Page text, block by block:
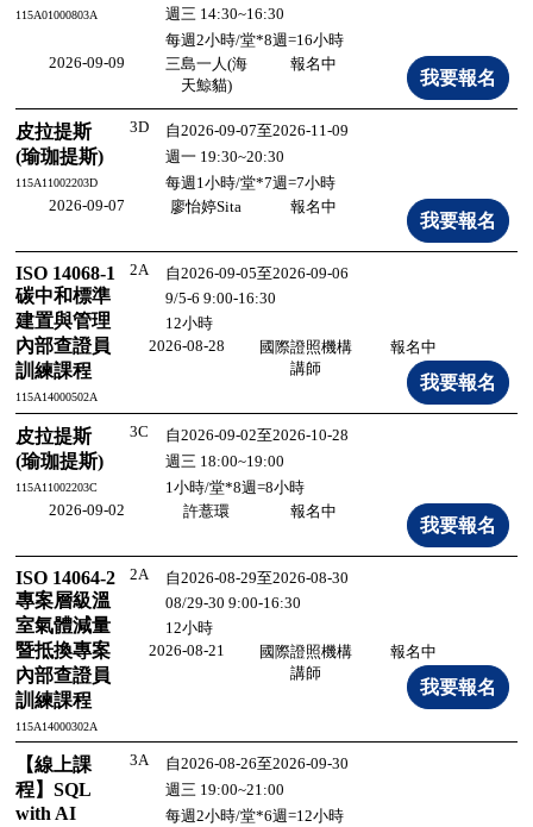
115A01000803A
週三 14:30~16:30
每週2小時/堂*8週=16小時
2026-09-09
三島一人(海
天鯨貓)
報名中
皮拉提斯
(瑜珈提斯)
115A11002203D
3D
自2026-09-07至2026-11-09
週一 19:30~20:30
每週1小時/堂*7週=7小時
2026-09-07
廖怡婷Sita 報名中
ISO 14068-1
碳中和標準
建置與管理
內部查證員
訓練課程
115A14000502A
2A
自2026-09-05至2026-09-06
9/5-6 9:00-16:30
12小時
2026-08-28
國際證照機構
講師
報名中
皮拉提斯
(瑜珈提斯)
115A11002203C
3C
自2026-09-02至2026-10-28
週三 18:00~19:00
1小時/堂*8週=8小時
2026-09-02
許薏環 報名中
ISO 14064-2
專案層級溫
室氣體減量
暨抵換專案
內部查證員
訓練課程
115A14000302A
2A
自2026-08-29至2026-08-30
08/29-30 9:00-16:30
12小時
2026-08-21
國際證照機構
講師
報名中
【線上課
程】SQL
with AI
3A
自2026-08-26至2026-09-30
週三 19:00~21:00
每週2小時/堂*6週=12小時